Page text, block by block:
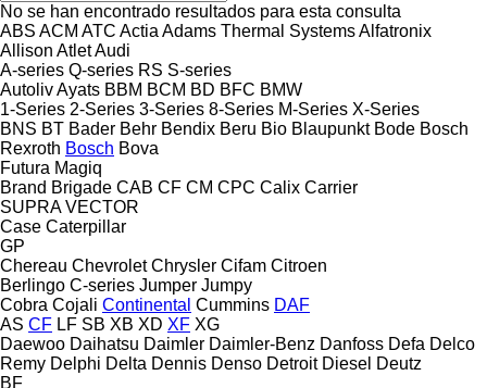
No se han encontrado resultados para esta consulta
ABS ACM ATC Actia Adams Thermal SystemsAlfatronix
Allison AtletAudi
A-series Q-series RS S-series
AutolivAyats BBM BCM BD BFC BMW
1-Series 2-Series 3-Series 8-Series M-Series X-Series
BNS BT Bader Behr Bendix Beru Bio Blaupunkt Bode Bosch
Rexroth Bosch Bova
Futura Magiq
Brand Brigade CAB CF CM CPC Calix Carrier
SUPRA VECTOR
Case Caterpillar
GP
Chereau Chevrolet Chrysler Cifam Citroen
Berlingo C-series Jumper Jumpy
Cobra Cojali Continental Cummins DAF
AS CF LF SB XB XD XF XG
Daewoo Daihatsu Daimler Daimler-Benz Danfoss Defa Delco
Remy Delphi Delta Dennis Denso Detroit Diesel Deutz
BF